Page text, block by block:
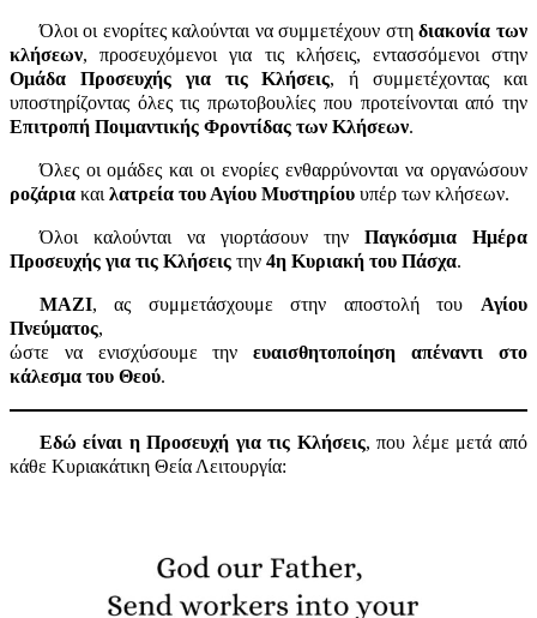
Όλοι οι ενορίτες καλούνται να συμμετέχουν στηδιακονία των
κλήσεων, προσευχόμενοι για τις κλήσεις, εντασσόμενοι στην
Ομάδα Προσευχής για τις Κλήσεις, ή συμμετέχοντας και
υποστηρίζοντας όλες τις πρωτοβουλίες που προτείνονται από την
Επιτροπή Ποιμαντικής Φροντίδας των Κλήσεων.
Όλες οι ομάδες και οι ενορίες ενθαρρύνονται να οργανώσουν
ροζάρια καιλατρεία του Αγίου Μυστηρίου υπέρ των κλήσεων.
Όλοι καλούνται να γιορτάσουν την Παγκόσμια Ημέρα
Προσευχής για τις Κλήσεις την 4η Κυριακή του Πάσχα.
ΜΑΖΙ, ας συμμετάσχουμε στην αποστολή του Αγίου
Πνεύματος,
ώστε να ενισχύσουμε τηνευαισθητοποίηση απέναντι στο
κάλεσμα του Θεού.
Εδώ είναι η Προσευχή για τις Κλήσεις, που λέμε μετά από
κάθε Κυριακάτικη Θεία Λειτουργία: